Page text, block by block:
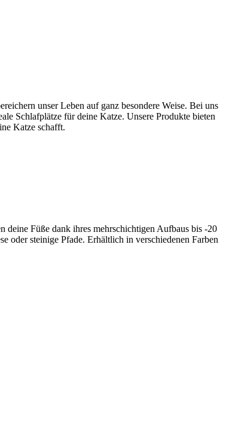
unser Leben auf ganz besondere Weise. Bei uns
Schlafplätze für deine Katze. Unsere Produkte bieten
Katze schafft.
deine Füße dank ihres mehrschichtigen Aufbaus bis -20
oder steinige Pfade. Erhältlich in verschiedenen Farben